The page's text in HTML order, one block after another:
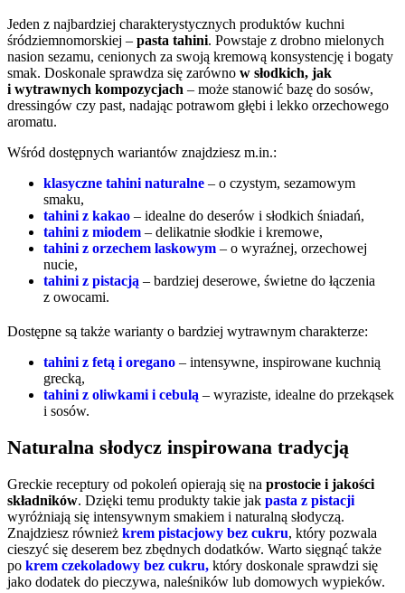
Jeden z najbardziej charakterystycznych produktów kuchni
śródziemnomorskiej – pasta tahini. Powstaje z drobno mielonych
nasion sezamu, cenionych za swoją kremową konsystencję i bogaty
smak. Doskonale sprawdza się zarówno w słodkich, jak
i wytrawnych kompozycjach – może stanowić bazę do sosów,
dressingów czy past, nadając potrawom głębi i lekko orzechowego
aromatu.
Wśród dostępnych wariantów znajdziesz m.in.:
klasyczne tahini naturalne – o czystym, sezamowym
smaku,
tahini z kakao – idealne do deserów i słodkich śniadań,
tahini z miodem – delikatnie słodkie i kremowe,
tahini z orzechem laskowym – o wyraźnej, orzechowej
nucie,
tahini z pistacją – bardziej deserowe, świetne do łączenia
z owocami.
Dostępne są także warianty o bardziej wytrawnym charakterze:
tahini z fetą i oregano – intensywne, inspirowane kuchnią
grecką,
tahini z oliwkami i cebulą – wyraziste, idealne do przekąsek
i sosów.
Naturalna słodycz inspirowana tradycją
Greckie receptury od pokoleń opierają się na prostocie i jakości
składników. Dzięki temu produkty takie jak pasta z pistacji
wyróżniają się intensywnym smakiem i naturalną słodyczą.
Znajdziesz również krem pistacjowy bez cukru, który pozwala
cieszyć się deserem bez zbędnych dodatków. Warto sięgnąć także
po krem czekoladowy bez cukru, który doskonale sprawdzi się
jako dodatek do pieczywa, naleśników lub domowych wypieków.